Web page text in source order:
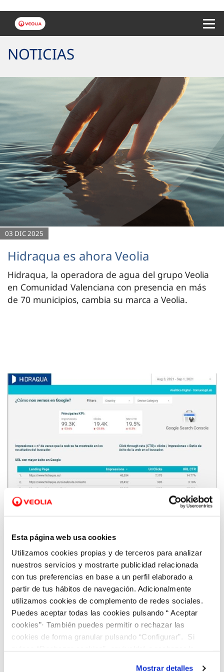
Esta página web usa cookies
Utilizamos cookies propias y de terceros para analizar
nuestros servicios y mostrarte publicidad relacionada
con tus preferencias en base a un perfil elaborado a
partir de tus hábitos de navegación. Adicionalmente
utilizamos cookies de complemento de redes sociales.
Puedes aceptar todas las cookies pulsando “ Aceptar
cookies”· También puedes permitir o rechazar las
cookies de forma granular pulsando “Configurar”. Si
Mostrar detalles
NOTICIAS
03 DIC 2025
Hidraqua es ahora Veolia
Hidraqua, la operadora de agua del grupo Veolia
en Comunidad Valenciana con presencia en más
de 70 municipios, cambia su marca a Veolia.
14 SEP 2021
analizar datos para tomar decisiones
inmediatas y adaptadas a la realidad actual’’